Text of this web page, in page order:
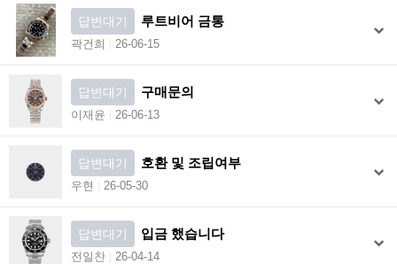
답변대기 루트비어 금통
곽건희 26-06-15
답변대기 구매문의
이재윤 26-06-13
답변대기 호환 및 조립여부
우현 26-05-30
답변대기 입금 했습니다
전일찬 26-04-14